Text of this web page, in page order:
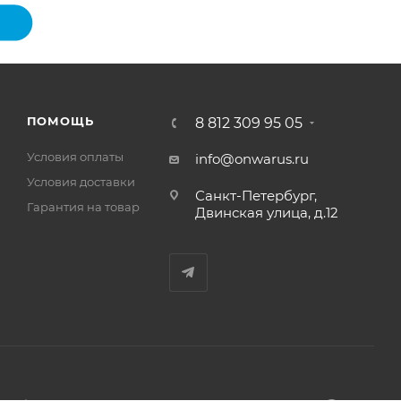
ПОМОЩЬ
Условия оплаты
Условия доставки
Гарантия на товар
8 812 309 95 05
info@onwarus.ru
Санкт-Петербург,
Двинская улица, д.12